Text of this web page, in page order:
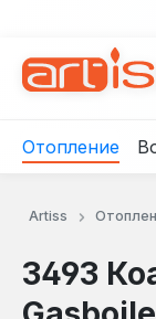
Отопление
Artiss
3493